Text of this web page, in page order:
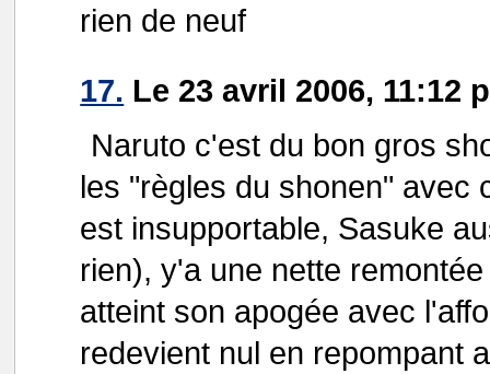
rien de neuf
17. Le 23 avril 2006, 11:12
Naruto c'est du bon gros
les "règles du shonen" avec
est insupportable, Sasuke
rien), y'a une nette
atteint son apogée avec
redevient nul en repompant